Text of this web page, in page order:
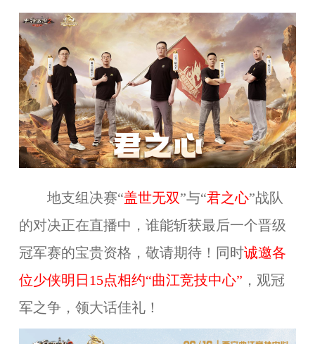
地支组决赛“盖世无双”与“君之心”战队
的对决正在直播中，谁能斩获最后一个晋级
冠军赛的宝贵资格，敬请期待！同时诚邀各
位少侠明日15点相约“曲江竞技中心” ，观冠
军之争，领大话佳礼！